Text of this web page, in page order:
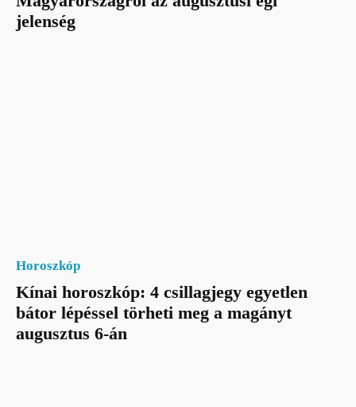
jelenség
Horoszkóp
Kínai horoszkóp: 4 csillagjegy egyetlen
bátor lépéssel törheti meg a magányt
augusztus 6-án